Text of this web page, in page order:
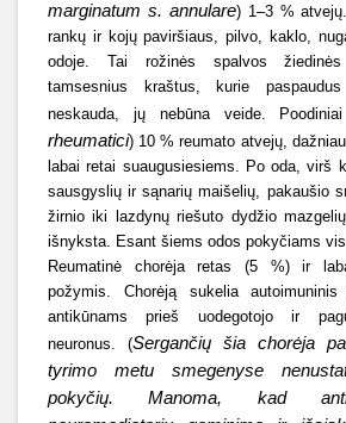
marginatum s. annulare) 1–3 %
rankų ir kojų paviršiaus, pilvo, kaklo,
odoje. Tai rožinės spalvos
tamsesnius kraštus, kurie
neskauda, jų nebūna veide.
rheumatici) 10 % reumato atvejų,
labai retai suaugusiesiems. Po oda, virš
sausgyslių ir sąnarių maišelių, pakaušio
žirnio iki lazdynų riešuto dydžio
išnyksta. Esant šiems odos pokyčiams
Reumatinė chorėja retas (5 %) ir
požymis. Chorėją sukelia
antikūnams prieš uodegotojo ir
neuronus. (Sergančių šia chorėja
tyrimo metu smegenyse
pokyčių. Manoma, kad